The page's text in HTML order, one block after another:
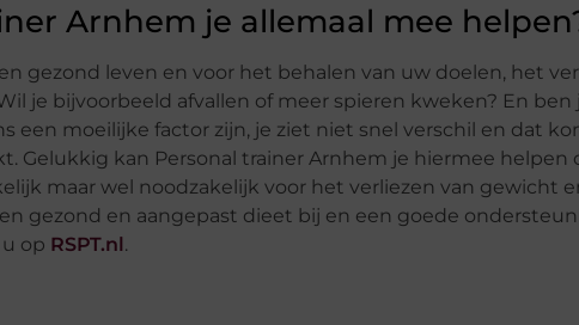
Arnhem je allemaal mee
gezond leven en voor het behalen van uw doelen, het
je bijvoorbeeld afvallen of meer spieren kweken? En
een moeilijke factor zijn, je ziet niet snel verschil en dat
Gelukkig kan Personal trainer Arnhem je hiermee helpen
maar wel noodzakelijk voor het verliezen van gewicht
gezond en aangepast dieet bij en een goede
op RSPT.nl.